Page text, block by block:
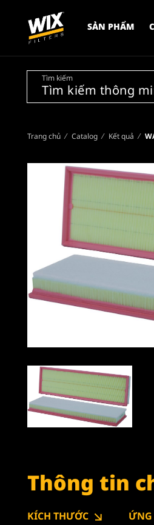
SẢN PHẨM
Tìm kiếm
Trang chủ Catalog Kết quả
Thông tin
KÍCH THƯỚC